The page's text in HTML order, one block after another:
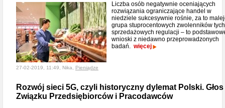
Liczba osób negatywnie oceniających
rozwiązania ograniczające handel w
niedziele sukcesywnie rośnie, za to
grupa stuprocentowych zwolenników tych
sprzedażowych regulacji – to
wnioski z niedawno przeprowadzonych
badań. więcej
27-02-2019, 11:49, Nika, Pieniądze
Rozwój sieci 5G, czyli historyczny dylemat Polski. Głos
Związku Przedsiębiorców i Pracodawców